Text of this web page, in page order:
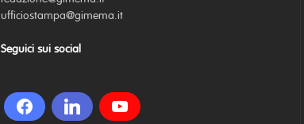
ufficiostampa@gimema.it
Seguici sui social